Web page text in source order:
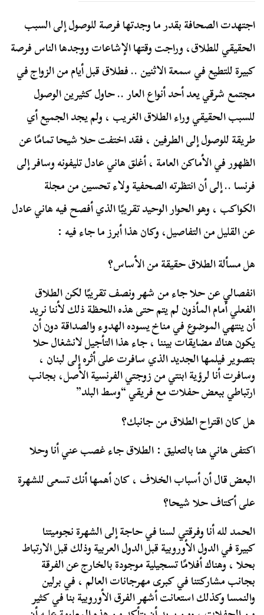
اجتهدت الصحافة بقدر ما وجدتها فرصة للوصول إلى السبب
الحقيقي للطلاق، وراجت وقتها الإشاعات ووجدها الناس فرصة
كبيرة للتطيع في سمعة الاثنين .. فطلاق قبل أيام من الزواج في
مجتمع شرقي يعد أحد أنواع العار .. حاول كثيرين الوصول
للسبب الحقيقي وراء الطلاق الغريب ، ولم يجد الجميع أي
طريقة للوصول إلى الطرفين ، فقد اختفت حلا شيحا تمامًا عن
الظهور في الأماكن العامة ، أغلق هاني عادل تليفونه وسافر إلى
فرنسا .. إلى أن انتظرته الصحفية ولاء تحسين من مجلة
الكواكب ، وهو الحوار الوحيد تقريبًا الذي أفصح فيه هاني عادل
عن القليل من التفاصيل، وكان هذا أبرز ما جاء فيه :
هل مسألة الطلاق حقيقة من الأساس؟
انفصالي عن حلا جاء من شهر ونصف تقريبًا لكن الطلاق
الفعلي أمام المأذون لم يتم حتى هذه اللحظة ذلك لأننا نريد
أن ينتهي الموضوع في مناخ يسوده الهدوء والصداقة دون أن
يكون هناك مضايقات بيننا ، جاء هذا التأجيل لانشغال حلا
بتصوير فيلمها الجديد الذي سافرت على أثره إلى لبنان ،
وسافرت أنا لرؤية ابنتي من زوجتي الفرنسية الأصل، بجانب
ارتباطي ببعض حفلات مع فريقي “وسط البلد”
هل كان اقتراح الطلاق من جانبك؟
اكتفى هاني هنا بالتعليق : الطلاق جاء غصب عني أنا وحلا
البعض قال أن أسباب الخلاف ، كان أهمها أنك تسعى للشهرة
على أكتاف حلا شيحا؟
الحمد لله أنا وفرقتي لسنا في حاجة إلى الشهرة نجوميتنا
كبيرة في الدول الأوروبية قبل الدول العربية وذلك قبل الارتباط
بحلا ، وهناك أفلامًا تسجيلية موجودة بالخارج عن الفرقة
بجانب مشاركتنا في كبرى مهرجانات العالم ، في برلين
والنمسا وكذلك استعانت أشهر الفرق الأوروبية بنا في كثير